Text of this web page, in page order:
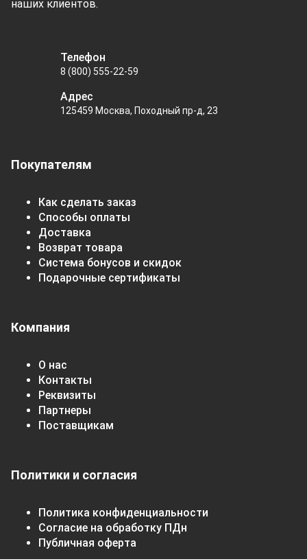
наших клиентов.
Покупателям
Как сделать заказ
Способы оплаты
Доставка
Возврат товара
Система бонусов и скидок
Подарочные сертификаты
Компания
О нас
Контакты
Реквизиты
Партнеры
Поставщикам
Политики и согласия
Политика конфиденциальности
Согласие на обработку ПДн
Публичная оферта
Телефон
8 (800) 555-22-59
Адрес
125459 Москва, Походный пр-д, 23